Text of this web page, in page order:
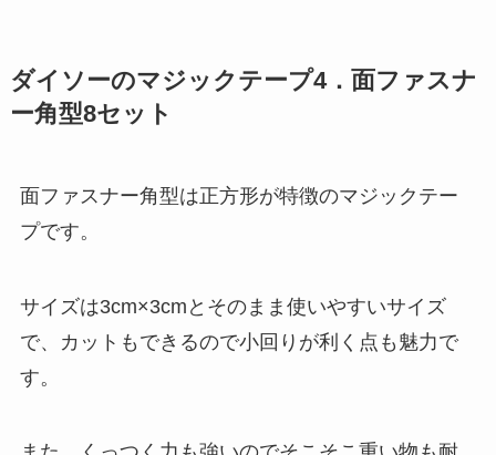
ダイソーのマジックテープ4．面ファスナ
ー角型8セット
面ファスナー角型は正方形が特徴のマジックテー
プです。
サイズは3cm×3cmとそのまま使いやすいサイズ
で、カットもできるので小回りが利く点も魅力で
す。